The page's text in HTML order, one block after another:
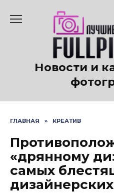
содержанию
Новости и
ГЛАВНАЯ » КРЕАТИВ
«дрянному
самых